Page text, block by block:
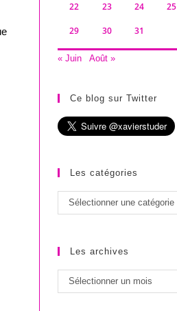
22 23 24 25
29 30 31
« Juin Août »
Ce blog sur Twitter
Les catégories
Les
catégories
Sélectionner une catégorie
Les archives
Les
archives
Sélectionner un mois